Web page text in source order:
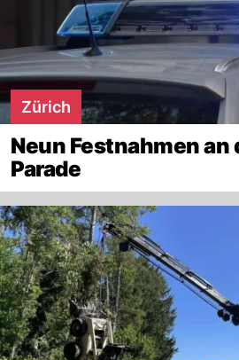
Zürich
Neun Festnahmen an
Parade